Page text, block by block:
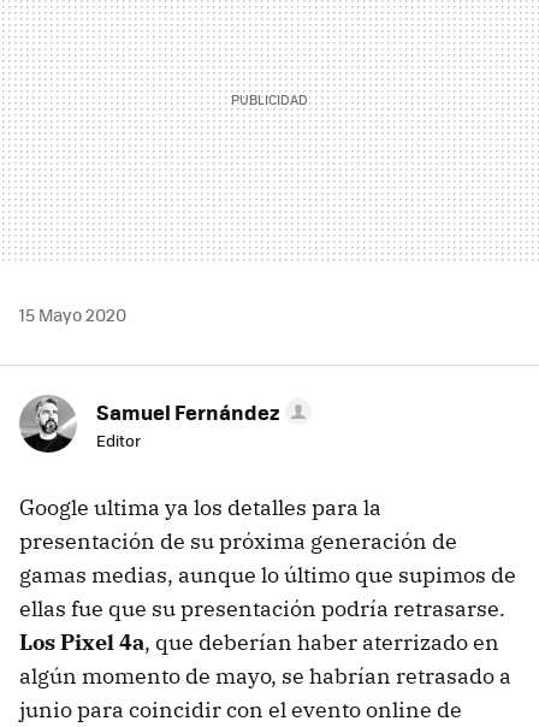
15 Mayo 2020
Samuel Fernández
Editor
Google ultima ya los detalles para la
presentación de su próxima generación de
gamas medias, aunque lo último que supimos de
ellas fue que su presentación podría retrasarse.
Los Pixel 4a, que deberían haber aterrizado en
algún momento de mayo, se habrían retrasado a
junio para coincidir con el evento online de